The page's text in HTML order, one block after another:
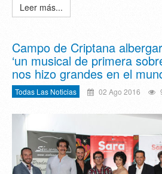
Leer más...
Campo de Criptana
‘un musical de primera
nos hizo grandes en el
Todas Las Noticias 02 Ago 2016